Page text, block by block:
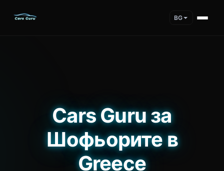
BG
Cars Guru за
Шофьорите в
Greece